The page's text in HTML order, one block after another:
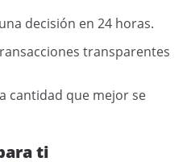
decisión en 24 horas.
transparentes
cantidad que mejor se
ti